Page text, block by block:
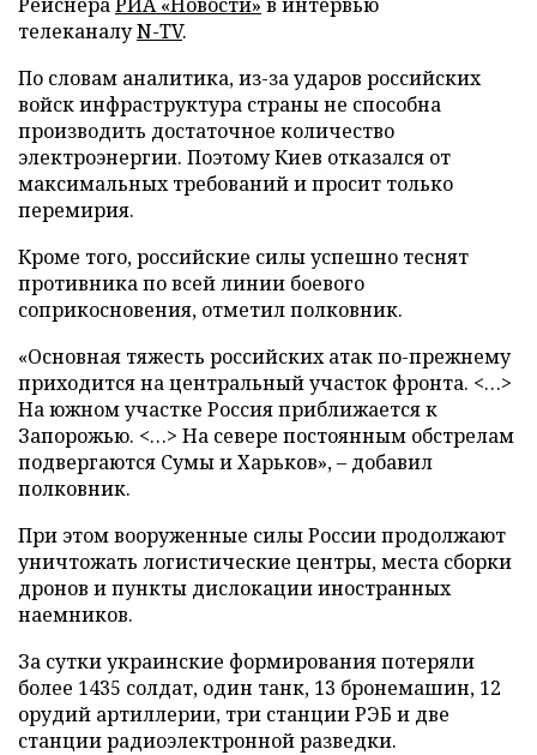
телеканалуN-TV.
По словам аналитика, из-за ударов российских
войск инфраструктура страны не способна
производить достаточное количество
электроэнергии. Поэтому Киев отказался от
максимальных требований и просит только
перемирия.
Кроме того, российские силы успешно теснят
противника по всей линии боевого
соприкосновения, отметил полковник.
«Основная тяжесть российских атак по-прежнему
приходится на центральный участок фронта. <…>
На южном участке Россия приближается к
Запорожью. <…> На севере постоянным обстрелам
подвергаются Сумы и Харьков», – добавил
полковник.
При этом вооруженные силы России продолжают
уничтожать логистические центры, места сборки
дронов и пункты дислокации иностранных
наемников.
За сутки украинские формирования потеряли
более 1435 солдат, один танк, 13 бронемашин, 12
орудий артиллерии, три станции РЭБ и две
станции радиоэлектронной разведки.